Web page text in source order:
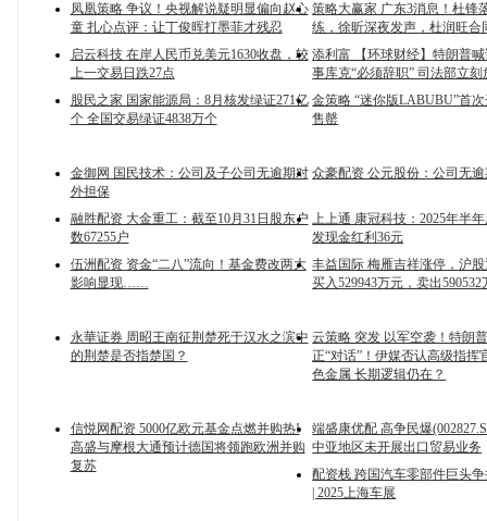
凤凰策略 争议！央视解说疑明显偏向赵心
童 扎心点评：让丁俊晖打墨菲才残忍
策略大赢家 广东3消息！杜锋
练，徐昕深夜发声，杜润旺合
启云科技 在岸人民币兑美元1630收盘，较
上一交易日跌27点
添利富 【环球财经】特朗普
事库克“必须辞职” 司法部立
股民之家 国家能源局：8月核发绿证271亿
个 全国交易绿证4838万个
金策略 “迷你版LABUBU”首
售罄
金御网 国民技术：公司及子公司无逾期对
外担保
众豪配资 公元股份：公司无
融胜配资 大金重工：截至10月31日股东户
数67255户
上上通 康冠科技：2025年半
发现金红利36元
伍洲配资 资金“二八”流向！基金费改两大
影响显现……
丰益国际 梅雁吉祥涨停，沪
买入529943万元，卖出590532
永華证券 周昭王南征荆楚死于汉水之滨中
的荆楚是否指楚国？
云策略 突发 以军空袭！特朗
正“对话”！伊媒否认高级指挥
色金属 长期逻辑仍在？
信悦网配资 5000亿欧元基金点燃并购热!
高盛与摩根大通预计德国将领跑欧洲并购
复苏
端盛康优配 高争民爆
中亚地区未开展出口贸易业务
配资栈 跨国汽车零部件巨头
| 2025上海车展